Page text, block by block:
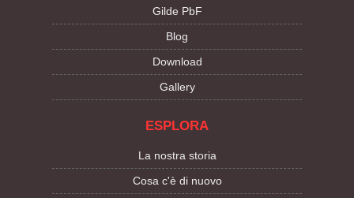
Gilde PbF
Blog
Download
Gallery
ESPLORA
La nostra storia
Cosa c'è di nuovo